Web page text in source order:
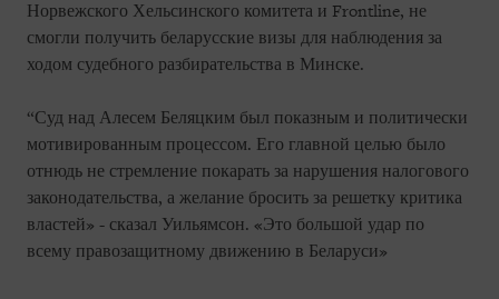
Норвежского Хельсинского комитета и Frontline, не
смогли получить беларусские визы для наблюдения за
ходом судебного разбирательства в Минске.
“Суд над Алесем Беляцким был показным и политически
мотивированным процессом. Его главной целью было
отнюдь не стремление покарать за нарушения налогового
законодательства, а желание бросить за решетку критика
властей» - сказал Уильямсон. «Это большой удар по
всему правозащитному движению в Беларуси»